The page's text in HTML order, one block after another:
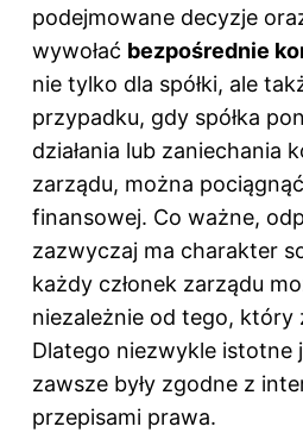
podejmowane decyzje
wywołać bezpośrednie
nie tylko dla spółki, ale
przypadku, gdy spółka
działania lub zaniechania
zarządu, można
finansowej. Co ważne,
zazwyczaj ma charakter
każdy członek zarządu
niezależnie od tego, który
Dlatego niezwykle istotne
zawsze były zgodne z
przepisami prawa.